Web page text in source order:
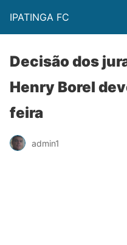
IPATINGA FC
Decisão dos
Henry Borel
feira
admin1